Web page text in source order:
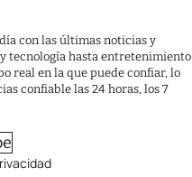
con las últimas noticias y
tecnología hasta entretenimiento
real en la que puede confiar, lo
confiable las 24 horas, los 7